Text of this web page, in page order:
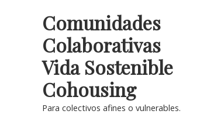
Comunidades
Colaborativas
Vida Sostenible
Cohousing
Para colectivos afines o vulnerables.